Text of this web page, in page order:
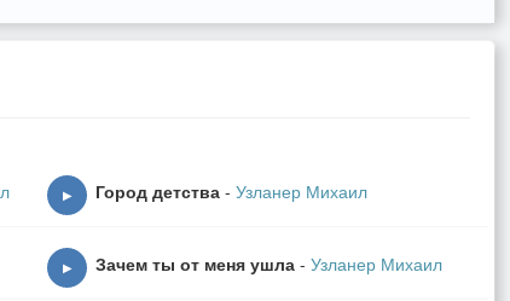
▶ Город детства - Узланер Михаил
▶ Зачем ты от меня ушла - Узланер Михаил